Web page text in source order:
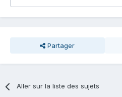
Partager
Aller sur la liste des sujets